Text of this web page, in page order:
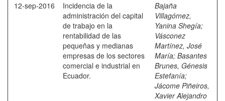
12-sep-2016
Incidencia de la
administración del capital
de trabajo en la
rentabilidad de las
pequeñas y medianas
empresas de los sectores
comercial e industrial en
Ecuador.
Bajaña
Villagómez,
Yanina Shegía;
Vásconez
Martínez, José
María; Basantes
Brunes, Génesis
Estefanía;
Jácome Piñeiros,
Xavier Alejandro